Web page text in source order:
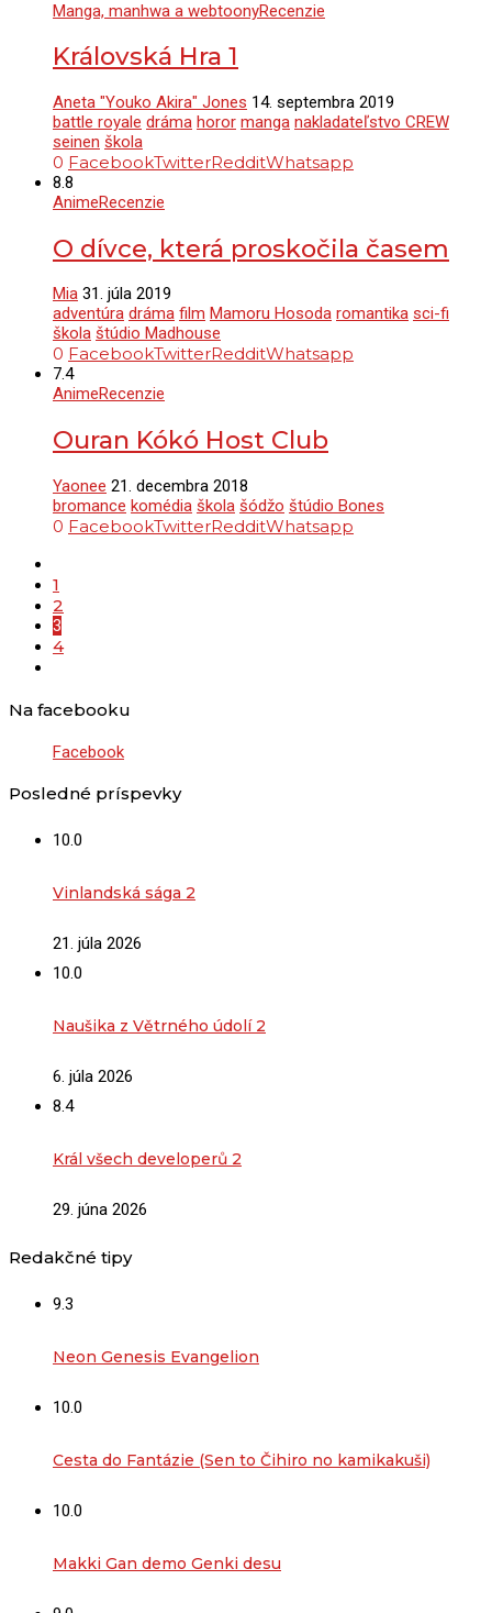
Manga, manhwa a webtoonyRecenzie
Královská Hra 1
Aneta "Youko Akira" Jones 14. septembra 2019
battle royale dráma horor manga nakladateľstvo CREW
seinen škola
0 FacebookTwitterRedditWhatsapp
8.8
AnimeRecenzie
O dívce, která proskočila časem
Mia 31. júla 2019
adventúra dráma film Mamoru Hosoda romantika sci-fi
škola štúdio Madhouse
0 FacebookTwitterRedditWhatsapp
7.4
AnimeRecenzie
Ouran Kókó Host Club
Yaonee 21. decembra 2018
bromance komédia škola šódžo štúdio Bones
0 FacebookTwitterRedditWhatsapp
1
2
3
4
Na facebooku
Facebook
Posledné príspevky
10.0
Vinlandská sága 2
21. júla 2026
10.0
Naušika z Větrného údolí 2
6. júla 2026
8.4
Král všech developerů 2
29. júna 2026
Redakčné tipy
9.3
Neon Genesis Evangelion
10.0
Cesta do Fantázie (Sen to Čihiro no kamikakuši)
10.0
Makki Gan demo Genki desu